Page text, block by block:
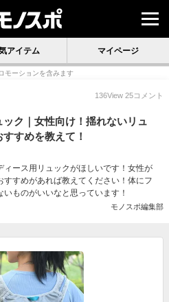
アイテム マイページ
モーションを含みます
136View 25コメント
ック｜女性向け！揺れないリュ
すめを教えて！
ース用リュックがほしいです！女性が
すめがあれば教えてください！体にフ
ものがいいなと思っています！
モノスポ編集部